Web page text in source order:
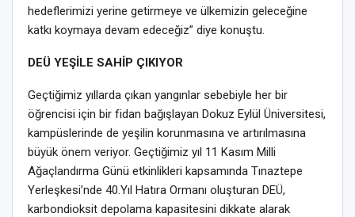
hedeflerimizi yerine getirmeye ve ülkemizin geleceğine
katkı koymaya devam edeceğiz” diye konuştu.
DEÜ YEŞİLE SAHİP ÇIKIYOR
Geçtiğimiz yıllarda çıkan yangınlar sebebiyle her bir
öğrencisi için bir fidan bağışlayan Dokuz Eylül Üniversitesi,
kampüslerinde de yeşilin korunmasına ve artırılmasına
büyük önem veriyor. Geçtiğimiz yıl 11 Kasım Milli
Ağaçlandırma Günü etkinlikleri kapsamında Tınaztepe
Yerleşkesi’nde 40.Yıl Hatıra Ormanı oluşturan DEÜ,
karbondioksit depolama kapasitesini dikkate alarak